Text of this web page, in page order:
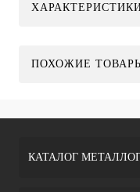
ПОХОЖИЕ
КАТАЛОГ